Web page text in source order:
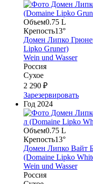
Объем0.75 L
Крепость13°
Домен Липко
Lipko Gruner)
Wein und Wasser
Россия
Сухое
2 290 ₽
Зарезервировать
Год 2024
Объем0.75 L
Крепость13°
Домен Липко Вайт
(Domaine Lipko
Wein und Wasser
Россия